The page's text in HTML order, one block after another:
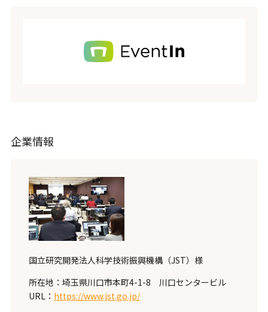
企業情報
国立研究開発法人科学技術振興機構（JST）様
所在地：埼玉県川口市本町4-1-8 川口センタービル
URL： https://www.jst.go.jp/